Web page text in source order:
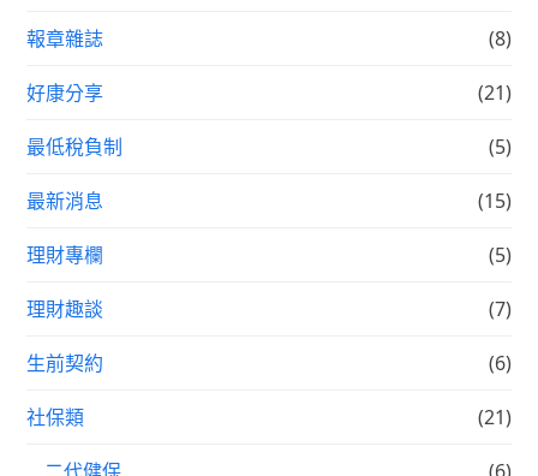
報章雜誌 (8)
好康分享 (21)
最低稅負制 (5)
最新消息 (15)
理財專欄 (5)
理財趣談 (7)
生前契約 (6)
社保類 (21)